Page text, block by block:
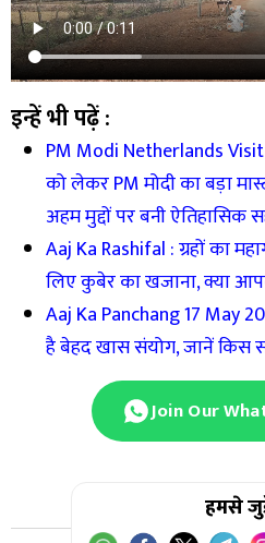
इन्हें भी पढ़ें :
PM Modi Netherlands
को लेकर PM मोदी का बड़ा
अहम मुद्दों पर बनी ऐतिहासिक
Aaj Ka Rashifal : ग्रहों का
लिए कुबेर का खजाना, क्या
Aaj Ka Panchang 17 May
है बेहद खास संयोग, जानें
Join Our
हमसे